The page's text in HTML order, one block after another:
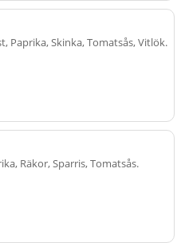
Paprika, Skinka, Tomatsås, Vitlök.
Räkor, Sparris, Tomatsås.